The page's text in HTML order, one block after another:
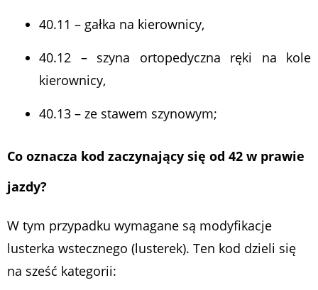
40.11 – gałka na kierownicy,
40.12 – szyna ortopedyczna ręki na kole
kierownicy,
40.13 – ze stawem szynowym;
Co oznacza kod zaczynający się od 42 w prawie
jazdy?
W tym przypadku wymagane są modyfikacje
lusterka wstecznego (lusterek). Ten kod dzieli się
na sześć kategorii: